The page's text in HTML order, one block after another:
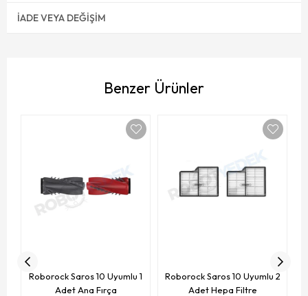
İADE VEYA DEĞIŞIM
Benzer Ürünler
Roborock Saros 10 Uyumlu 1
Adet Ana Fırça
Roborock Saros 10 Uyumlu 2
Adet Hepa Filtre